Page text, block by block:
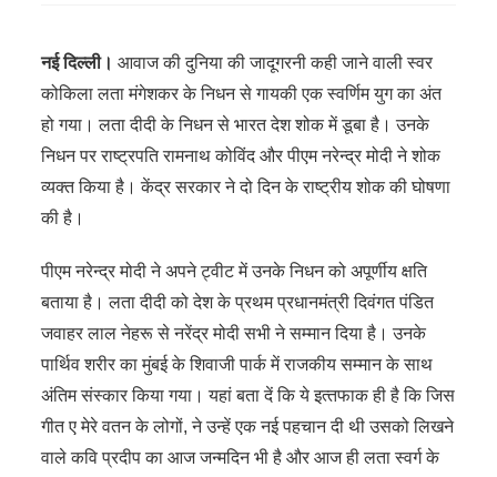
नई दिल्‍ली। आवाज की दुनिया की जादूगरनी कही जाने वाली स्वर
कोकिला लता मंगेशकर के निधन से गायकी एक स्वर्णिम युग का अंत
हो गया। लता दीदी के निधन से भारत देश शोक में डूबा है। उनके
निधन पर राष्‍ट्रपति रामनाथ कोविंद और पीएम नरेन्‍द्र मोदी ने शोक
व्‍यक्‍त किया है। केंद्र सरकार ने दो दिन के राष्‍ट्रीय शोक की घोषणा
की है।
पीएम नरेन्‍द्र मोदी ने अपने ट्वीट में उनके निधन को अपूर्णीय क्षति
बताया है। लता दीदी को देश के प्रथम प्रधानमंत्री दिवंगत पंडित
जवाहर लाल नेहरू से नरेंद्र मोदी सभी ने सम्मान दिया है। उनके
पार्थिव शरीर का मुंबई के शिवाजी पार्क में राजकीय सम्मान के साथ
अंतिम संस्कार किया गया। यहां बता दें कि ये इत्‍तफाक ही है कि जिस
गीत ए मेरे वतन के लोगों, ने उन्‍हें एक नई पहचान दी थी उसको लिखने
वाले कवि प्रदीप का आज जन्‍मदिन भी है और आज ही लता स्‍वर्ग के